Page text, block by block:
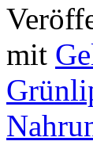
mit